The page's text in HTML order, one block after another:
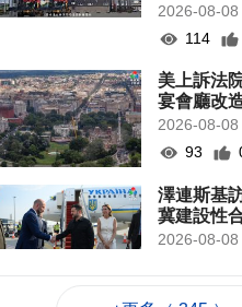
2026-08-
114
美上訴法
宴會廳改
2026-08-08
93
澤連斯基
冀建設性
2026-08-08